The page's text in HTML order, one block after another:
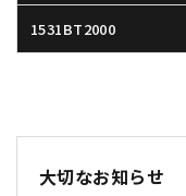
1531BT2000
大切なお知らせ